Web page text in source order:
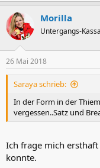
Morilla
Untergangs-
26 Mai 2018
Saraya schrieb:
In der Form in der
vergessen..Satz und
Ich frage mich
konnte.